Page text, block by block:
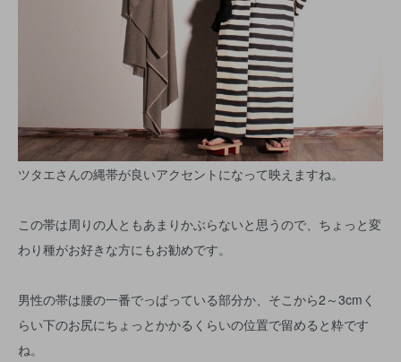
ツタエさんの縄帯が良いアクセントになって映えますね。
この帯は周りの人ともあまりかぶらないと思うので、ちょっと変
わり種がお好きな方にもお勧めです。
男性の帯は腰の一番でっぱっている部分か、そこから2～3cmく
らい下のお尻にちょっとかかるくらいの位置で留めると粋です
ね。